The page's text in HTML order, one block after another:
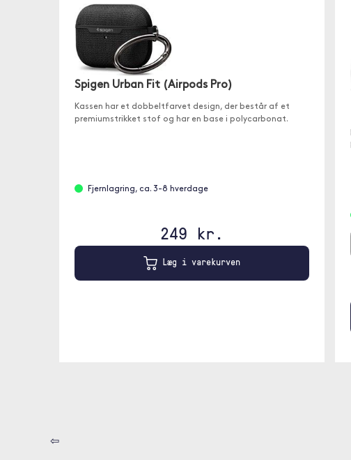
Spigen Urban Fit (Airpods Pro)
Kassen har et dobbeltfarvet design, der består af et
premiumstrikket stof og har en base i polycarbonat.
Fjernlagring, ca. 3-8 hverdage
249 kr.
Læg i varekurven
⇦